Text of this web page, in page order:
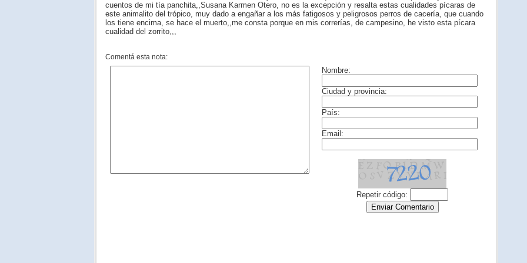
cuentos de mi tía panchita,,Susana Karmen Otero, no es la excepción y resalta estas cualidades pícaras de
este animalito del trópico, muy dado a engañar a los más fatigosos y peligrosos perros de cacería, que cuando
los tiene encima, se hace el muerto,,me consta porque en mis correrías, de campesino, he visto esta pícara
cualidad del zorrito,,,
Comentá esta nota: